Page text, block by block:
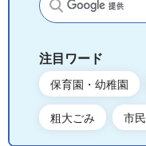
サイト内検索
注目ワード
保育園・幼稚園
粗大ごみ 市